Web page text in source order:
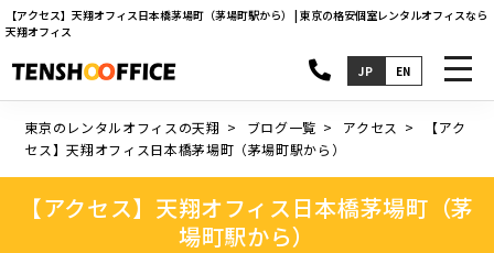
【アクセス】天翔オフィス日本橋茅場町（茅場町駅から） | 東京の格安個室レンタルオフィスなら
天翔オフィス
JP EN
東京のレンタルオフィスの天翔 ブログ一覧 アクセス
【アク
セス】天翔オフィス日本橋茅場町（茅場町駅から）
【アクセス】天翔オフィス日本橋茅場町（茅
場町駅から）